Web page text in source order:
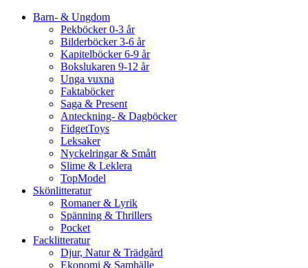
Barn- & Ungdom
Pekböcker 0-3 år
Bilderböcker 3-6 år
Kapitelböcker 6-9 år
Bokslukaren 9-12 år
Unga vuxna
Faktaböcker
Saga & Present
Anteckning- & Dagböcker
FidgetToys
Leksaker
Nyckelringar & Smått
Slime & Leklera
TopModel
Skönlitteratur
Romaner & Lyrik
Spänning & Thrillers
Pocket
Facklitteratur
Djur, Natur & Trädgård
Ekonomi & Samhälle